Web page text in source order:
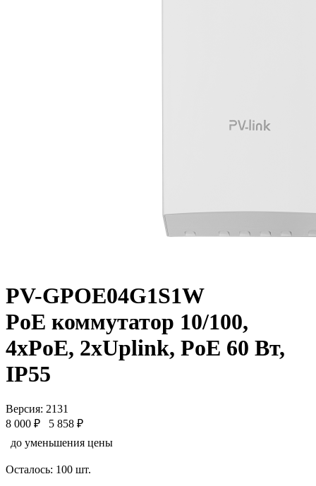
PV-GPOE04G1S1W
PoE коммутатор 10/100,
4xPoE, 2xUplink, PoE 60 Вт,
IP55
Версия: 2131
8 000 ₽
5 858 ₽
до уменьшения цены
Осталось: 100 шт.